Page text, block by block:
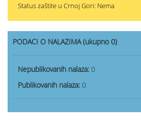
Status zaštite u Crnoj Gori: Nema
PODACI O NALAZIMA (ukupno 0)
Nepublikovanih nalaza: 0
Publikovanih nalaza: 0